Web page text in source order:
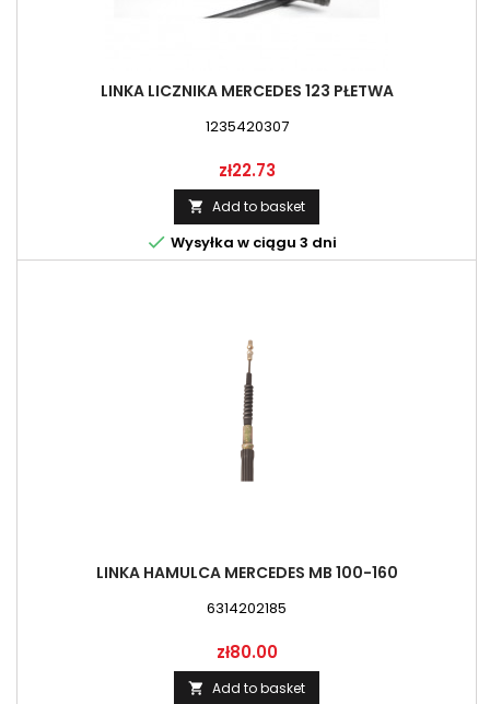
LINKA LICZNIKA MERCEDES 123 PŁETWA
1235420307
Price
zł22.73
 Add to basket
 Wysyłka w ciągu 3 dni
LINKA HAMULCA MERCEDES MB 100-160
6314202185
Price
zł80.00
 Add to basket